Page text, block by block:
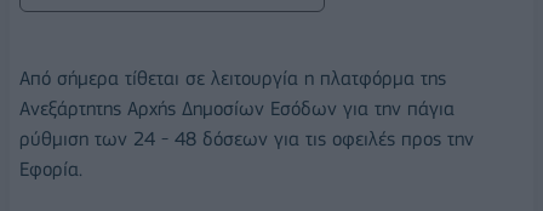
Από σήμερα τίθεται σε λειτουργία η πλατφόρμα της
Ανεξάρτητης Αρχής Δημοσίων Εσόδων για την πάγια
ρύθμιση των 24 - 48 δόσεων για τις οφειλές προς την
Εφορία.